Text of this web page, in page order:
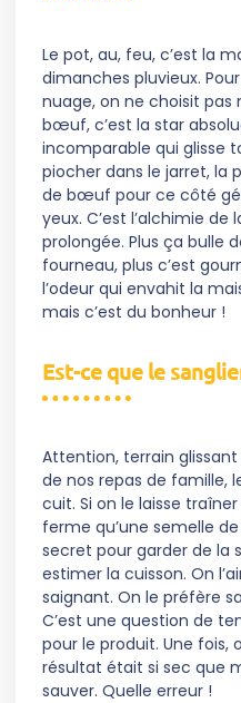
Le pot, au, feu, c’est la
dimanches pluvieux.
nuage, on ne choisit pas
bœuf, c’est la star
incomparable qui glisse
piocher dans le jarret, la
de bœuf pour ce côté
yeux. C’est l’alchimie
prolongée. Plus ça bulle
fourneau, plus c’est
l’odeur qui envahit la
mais c’est du bonheur !
Est-ce que le
Attention, terrain
de nos repas de famille,
cuit. Si on le laisse
ferme qu’une semelle
secret pour garder de la
estimer la cuisson. On
saignant. On le préfère
C’est une question de
pour le produit. Une fois,
résultat était si sec que
sauver. Quelle erreur !